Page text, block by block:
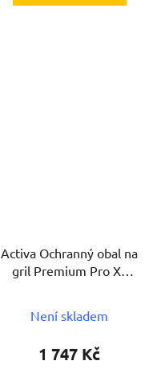
Activa Ochranný obal na
gril Premium Pro XL
Není skladem
1 747 Kč